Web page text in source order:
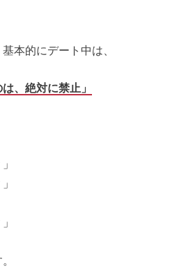
本的にデート中は、
、絶対に禁止」